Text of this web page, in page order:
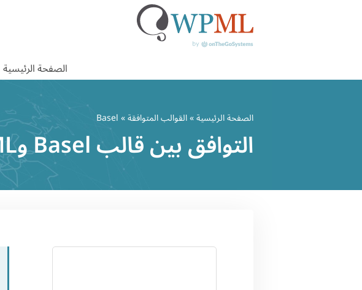
الصفحة الرئيسية
الصفحة الرئيسية»القوالب المتوافقة» Basel
التوافق بين قالب Basel وWPML